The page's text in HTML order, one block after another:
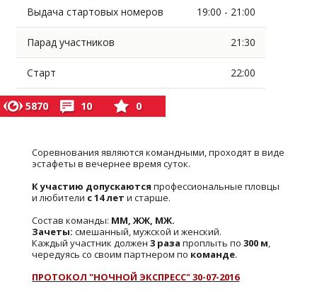
Выдача стартовых номеров 19:00 - 21:00
Парад участников 21:30
Старт 22:00
5870 10 0
Соревнования являются командными, проходят в виде
эстафеты в вечернее время суток.
К участию допускаются профессиональные пловцы
и любители с 14 лет и старше.
Состав команды: ММ, ЖЖ, МЖ.
Зачеты: смешанный, мужской и женский.
Каждый участник должен3 раза проплыть по300 м,
чередуясь со своим партнером по команде.
ПРОТОКОЛ "НОЧНОЙ ЭКСПРЕСС" 30-07-2016